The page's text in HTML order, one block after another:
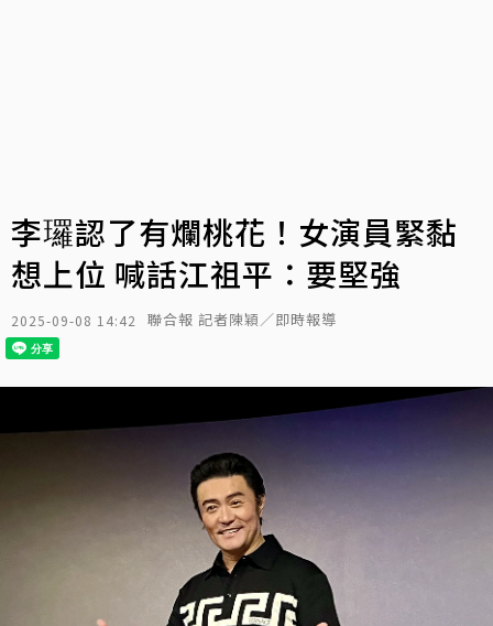
李㼈認了有爛桃花！女演員緊黏
想上位 喊話江祖平：要堅強
2025-09-08 14:42 聯合報 記者陳穎／即時報導